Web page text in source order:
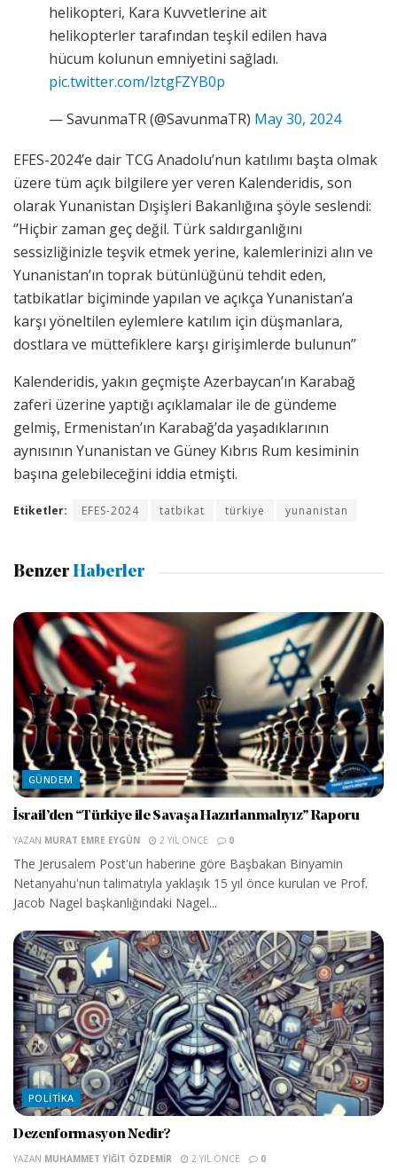
helikopteri, Kara Kuvvetlerine ait
helikopterler tarafından teşkil edilen hava
hücum kolunun emniyetini sağladı.
pic.twitter.com/lztgFZYB0p
— SavunmaTR (@SavunmaTR) May 30, 2024
EFES-2024’e dair TCG Anadolu’nun katılımı başta olmak
üzere tüm açık bilgilere yer veren Kalenderidis, son
olarak Yunanistan Dışişleri Bakanlığına şöyle seslendi:
‘’Hiçbir zaman geç değil. Türk saldırganlığını
sessizliğinizle teşvik etmek yerine, kalemlerinizi alın ve
Yunanistan’ın toprak bütünlüğünü tehdit eden,
tatbikatlar biçiminde yapılan ve açıkça Yunanistan’a
karşı yöneltilen eylemlere katılım için düşmanlara,
dostlara ve müttefiklere karşı girişimlerde bulunun’’
Kalenderidis, yakın geçmişte Azerbaycan’ın Karabağ
zaferi üzerine yaptığı açıklamalar ile de gündeme
gelmiş, Ermenistan’ın Karabağ’da yaşadıklarının
aynısının Yunanistan ve Güney Kıbrıs Rum kesiminin
başına gelebileceğini iddia etmişti.
Etiketler: EFES-2024 tatbikat türkiye yunanistan
Benzer Haberler
GÜNDEM
İsrail’den “Türkiye ile Savaşa Hazırlanmalıyız” Raporu
YAZAN MURAT EMRE EYGÜN 2 YIL ÖNCE 0
The Jerusalem Post'un haberine göre Başbakan Binyamin
Netanyahu'nun talimatıyla yaklaşık 15 yıl önce kurulan ve Prof.
Jacob Nagel başkanlığındaki Nagel...
POLITIKA
Dezenformasyon Nedir?
YAZAN MUHAMMET YIĞIT ÖZDEMIR 2 YIL ÖNCE 0